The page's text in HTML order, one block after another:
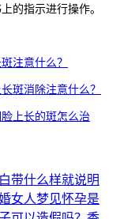
的指示进行操作。
注意什么？
斑消除注意什么？
上长的斑怎么治
白带什么样就说明
女人梦见怀孕是